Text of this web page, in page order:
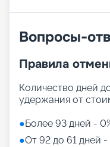
Вопросы-
Правила
Количество дней
удержания от
●Более 93 дней -
●От 92 до 61 дней -